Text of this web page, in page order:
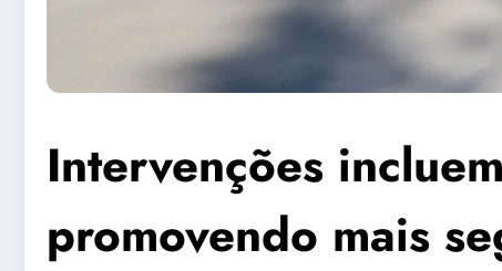
Intervenções
promovendo mais